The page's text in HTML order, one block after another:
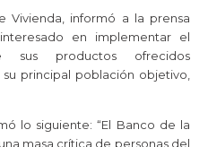
Vivienda, informó a la prensa
en implementar el
sus productos ofrecidos
principal población objetivo,
lo siguiente: “El Banco de la
masa crítica de personas del